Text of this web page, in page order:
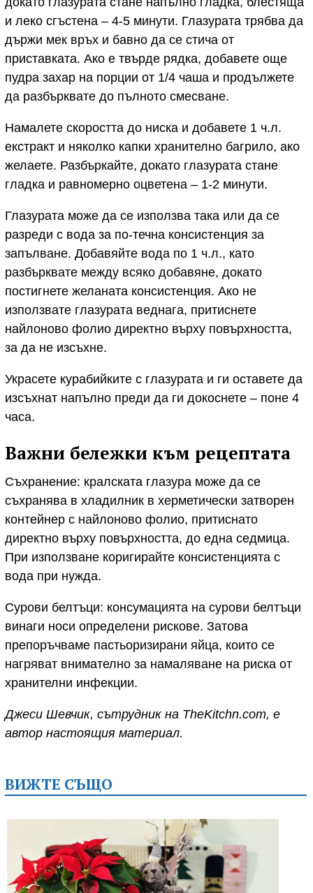
и леко сгъстена – 4-5 минути. Глазурата трябва да
държи мек връх и бавно да се стича от
приставката. Ако е твърде рядка, добавете още
пудра захар на порции от 1/4 чаша и продължете
да разбърквате до пълното смесване.
Намалете скоростта до ниска и добавете 1 ч.л.
екстракт и няколко капки хранително багрило, ако
желаете. Разбъркайте, докато глазурата стане
гладка и равномерно оцветена – 1-2 минути.
Глазурата може да се използва така или да се
разреди с вода за по-течна консистенция за
запълване. Добавяйте вода по 1 ч.л., като
разбърквате между всяко добавяне, докато
постигнете желаната консистенция. Ако не
използвате глазурата веднага, притиснете
найлоново фолио директно върху повърхността,
за да не изсъхне.
Украсете курабийките с глазурата и ги оставете да
изсъхнат напълно преди да ги докоснете – поне 4
часа.
Важни бележки към рецептата
Съхранение: кралската глазура може да се
съхранява в хладилник в херметически затворен
контейнер с найлоново фолио, притиснато
директно върху повърхността, до една седмица.
При използване коригирайте консистенцията с
вода при нужда.
Сурови белтъци: консумацията на сурови белтъци
винаги носи определени рискове. Затова
препоръчваме пастьоризирани яйца, които се
нагряват внимателно за намаляване на риска от
хранителни инфекции.
Джеси Шевчик, сътрудник на TheKitchn.com, е
автор настоящия материал.
ВИЖТЕ СЪЩО